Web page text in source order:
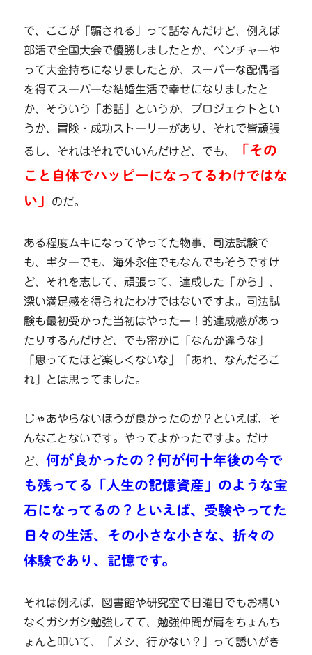
で、ここが「騙される」って話なんだけど、例えば
部活で全国大会で優勝しましたとか、ベンチャーや
って大金持ちになりましたとか、スーパーな配偶者
を得てスーパーな結婚生活で幸せになりましたと
か、そういう「お話」というか、プロジェクトとい
うか、冒険・成功ストーリーがあり、それで皆頑張
るし、それはそれでいいんだけど、でも、
「その
こと自体でハッピーになってるわけではな
い」
のだ。
ある程度ムキになってやってた物事、司法試験で
も、ギターでも、海外永住でもなんでもそうですけ
ど、それを志して、頑張って、達成した「から」、
深い満足感を得られたわけではないですよ。司法試
験も最初受かった当初はやったー！的達成感があっ
たりするんだけど、でも密かに「なんか違うな」
「思ってたほど楽しくないな」「あれ、なんだろこ
れ」とは思ってました。
じゃあやらないほうが良かったのか？といえば、そ
んなことないです。やってよかったですよ。だけ
ど、何が良かったの？何が何十年後の今で
も残ってる「人生の記憶資産」のような宝
石になってるの？といえば、受験やってた
日々の生活、その小さな小さな、折々の
体験であり、記憶です。
それは例えば、図書館や研究室で日曜日でもお構い
なくガシガシ勉強してて、勉強仲間が肩をちょんち
ょんと叩いて、「メシ、行かない？」って誘いがき